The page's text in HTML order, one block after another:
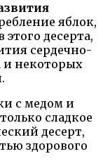
яблок,
десерта,
сердечно-
и некоторых
с медом и
сладкое
десерт,
здорового